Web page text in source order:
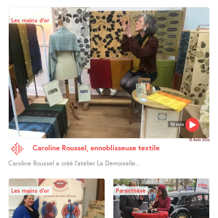
10 min
Les mains d’or
15 Août 2026
Caroline Roussel, ennoblisseuse textile
Caroline Roussel a créé l’atelier La Demoiselle...
Les mains d’or Parenthèse